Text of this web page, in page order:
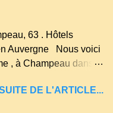
d'entonnoir
de la terre, les
trop de
63 . Hôtels
Auvergne Nous voici
, à Champeau dans
Vindrié était
DE L'ARTICLE...